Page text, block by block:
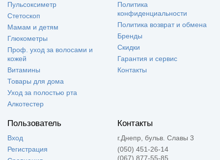
Пульсоксиметр
Стетоскоп
Мамам и детям
Глюкометры
Проф. уход за волосами и
кожей
Витамины
Товары для дома
Уход за полостью рта
Алкотестер
Политика
конфиденциальности
Политика возврат и обмена
Бренды
Скидки
Гарантия и сервис
Контакты
Пользователь
Вход
Регистрация
Контакты
г.Днепр, бульв. Славы 3
(050) 451-26-14
(067) 877-55-85